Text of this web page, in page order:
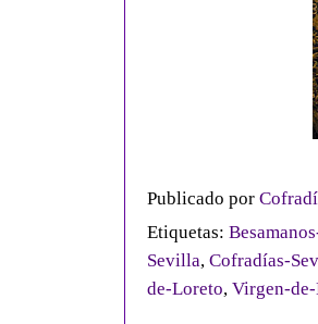
Publicado por
Etiquetas:
Sevilla, Cofradías-
de-Loreto, Virgen-